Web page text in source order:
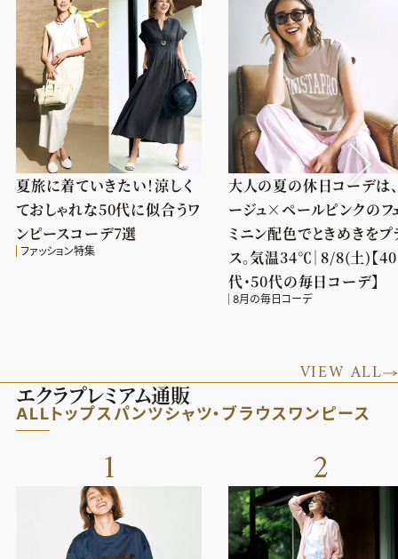
夏旅に着ていきたい！涼しく
ておしゃれな50代に似合うワ
ンピースコーデ7選
ファッション特集
大人の夏の休日コーデは
ージュ×ペールピンクのフ
ミニン配色でときめきをプ
ス。気温34℃｜8/8(土)【40
代・50代の毎日コーデ】
8月の毎日コーデ
VIEW ALL
エクラプレミアム通販
ALLトップス パンツシャツ・ブラウス ワンピース
1 2